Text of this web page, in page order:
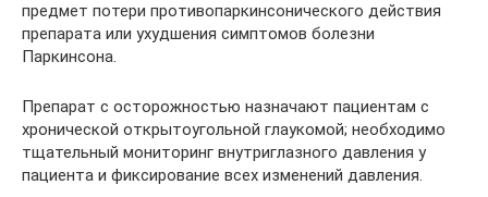
предмет потери противопаркинсонического действия
препарата или ухудшения симптомов болезни
Паркинсона.
Препарат с осторожностью назначают пациентам с
хронической открытоугольной глаукомой; необходимо
тщательный мониторинг внутриглазного давления у
пациента и фиксирование всех изменений давления.